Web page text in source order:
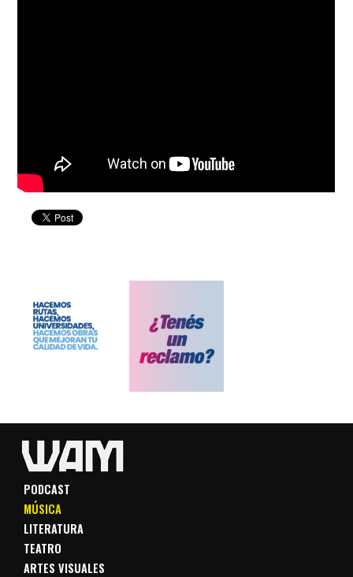
PODCAST
MÚSICA
LITERATURA
TEATRO
ARTES VISUALES